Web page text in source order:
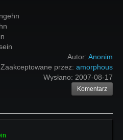
Autor: Anonim
Zaakceptowane przez: amorphous
Wysłano: 2007-08-17
Komentarz